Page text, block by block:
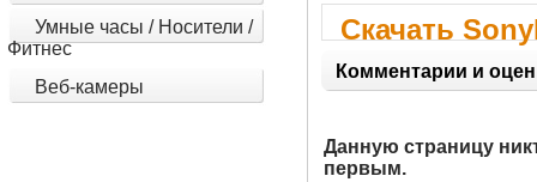
Умные часы / Носители /
Фитнес
Веб-камеры
Скачать
Upgrade
Комментарии и
Данную страницу
первым.